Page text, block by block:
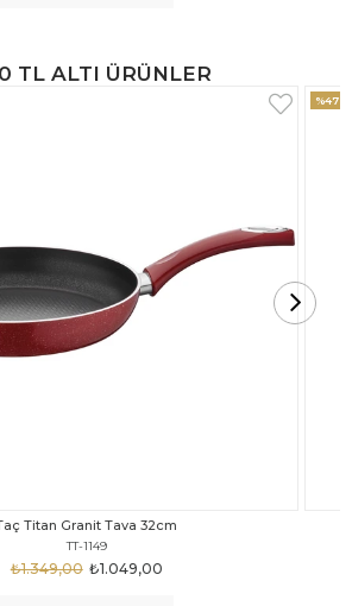
TL ALTI ÜRÜNLER
Titan Granit Tava 30cm
TT-1148
₺999,00
₺1.875,00
%18